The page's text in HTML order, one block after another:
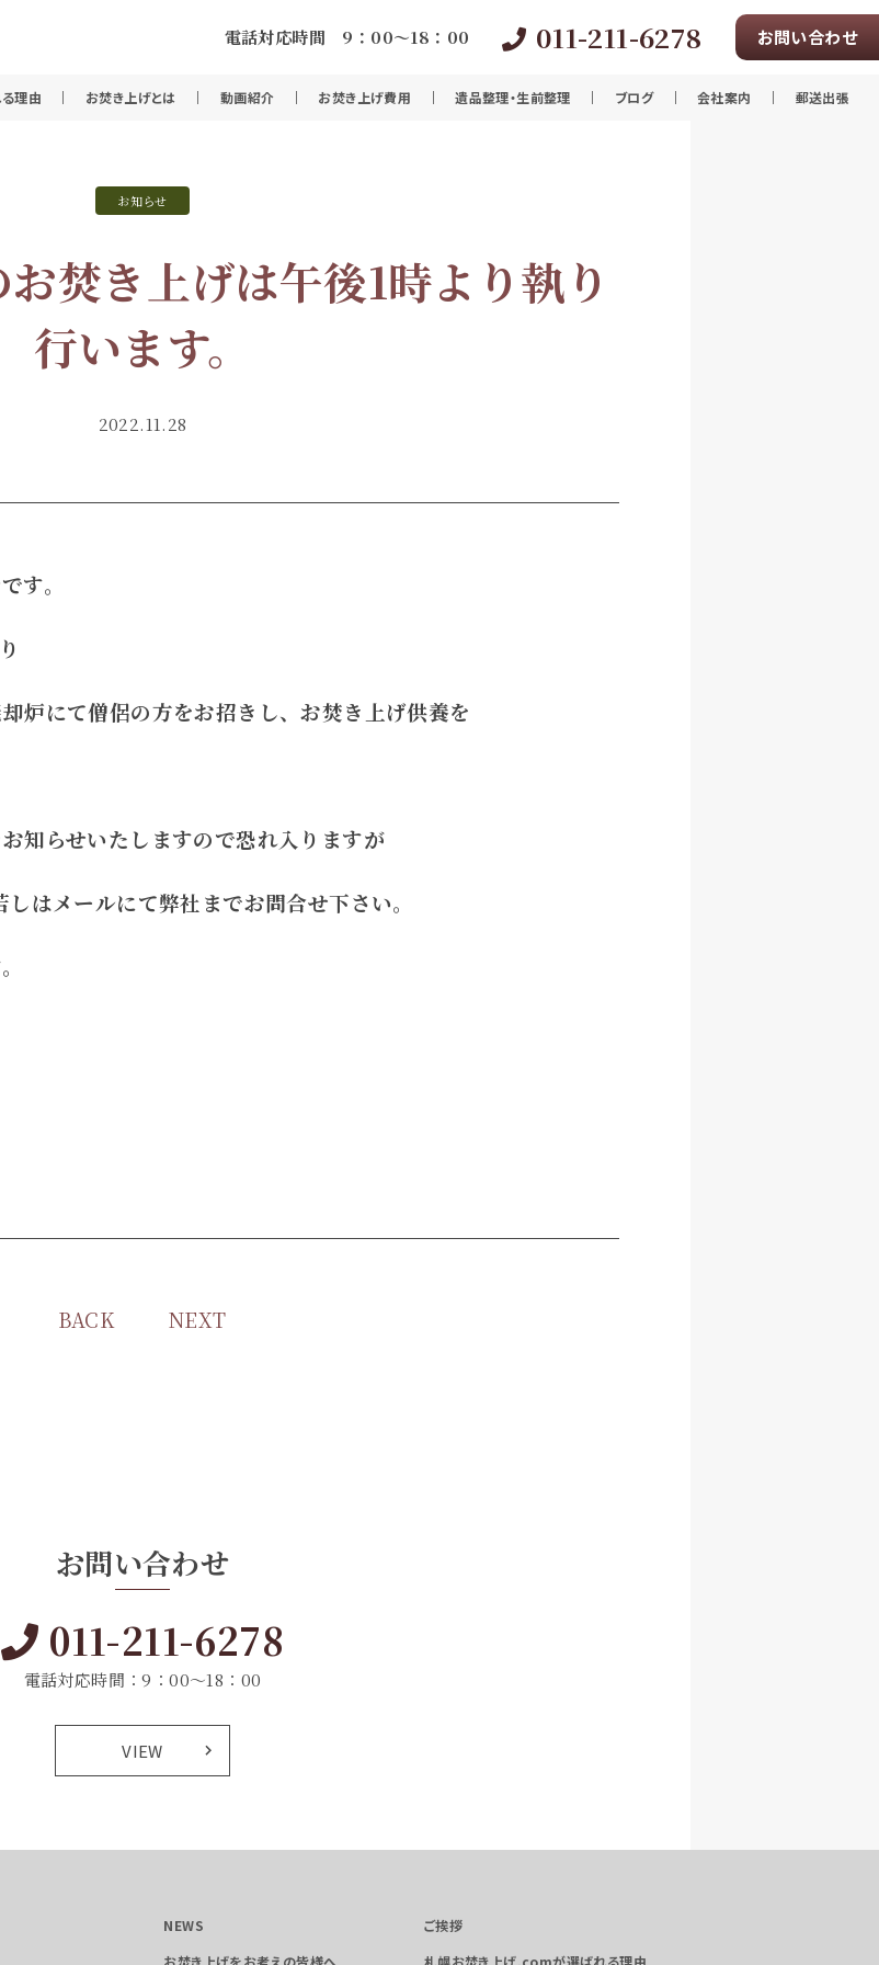
電話対応時間 9：00～18：00 011-211-6278 お問い合わせ
理由 お焚き上げとは 動画紹介 お焚き上げ費用 遺品整理・生前整理 ブログ 会社案内 郵送出張
お知らせ
焚き上げは午後1時より執り
行います。
2022.11.28
す。
炉にて僧侶の方をお招きし、お焚き上げ供養を
知らせいたしますので恐れ入りますが
はメールにて弊社までお問合せ下さい。
BACK NEXT
お問い合わせ
011-211-6278
電話対応時間：9：00～18：00
VIEW
NEWS
ご挨拶
お焚き上げをお考えの皆様へ
札幌お焚き上げ.comが選ばれる理由